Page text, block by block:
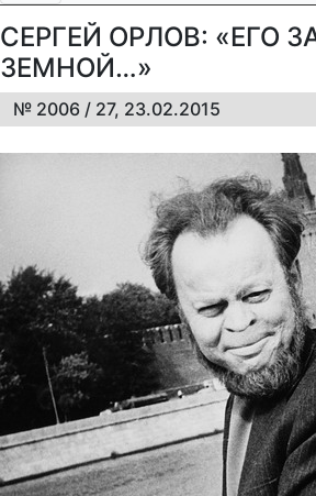
СЕРГЕЙ ОРЛОВ: «ЕГО
ЗЕМНОЙ…»
№ 2006 / 27, 23.02.2015